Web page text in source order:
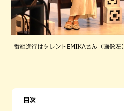
番組進行はタレントEMIKAさん（画像左
目次